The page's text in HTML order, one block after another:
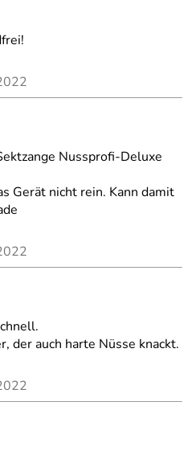
Nussprofi-Deluxe
Gerät nicht rein. Kann damit
der auch harte Nüsse knackt.